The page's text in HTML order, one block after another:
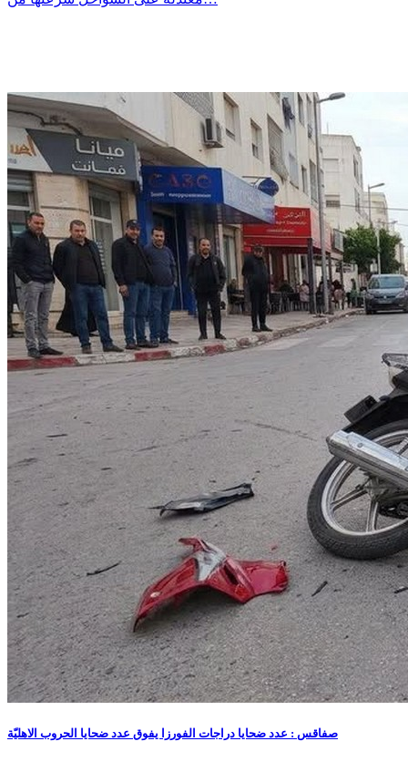
صفاقس : عدد ضحايا دراجات الفورزا يفوق عدد ضحايا الحروب الاهليّة